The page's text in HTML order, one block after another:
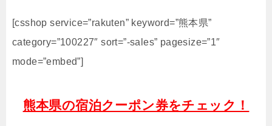
[csshop service=”rakuten” keyword=”熊本県”
category=”100227″ sort=”-sales” pagesize=”1″
mode=”embed”]
熊本県の宿泊クーポン券をチェック！